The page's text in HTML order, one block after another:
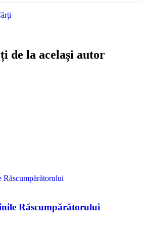
de la același autor
Răscumpărătorului